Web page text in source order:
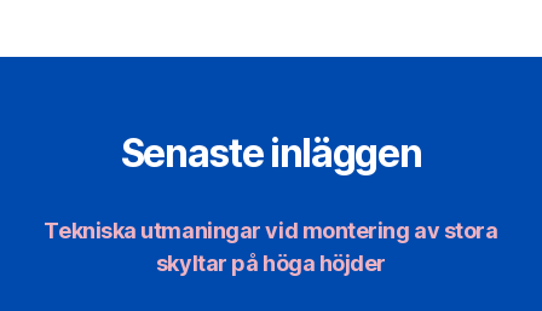
Senaste inläggen
Tekniska utmaningar vid montering av stora
skyltar på höga höjder